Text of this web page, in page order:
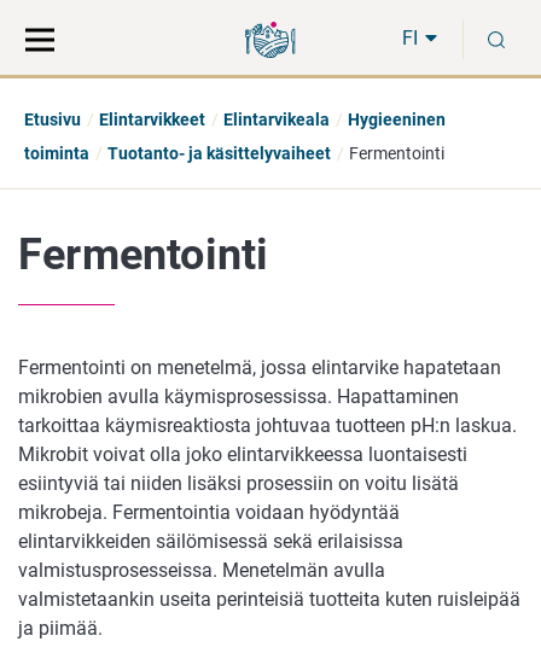
suoraan
sisältöön
koko
sivuston
FI
Etusivu Elintarvikkeet Elintarvikeala
Hygieeninen
toiminta
Tuotanto- ja käsittelyvaiheet Fermentointi
Fermentointi
Fermentointi on menetelmä, jossa elintarvike hapatetaan
mikrobien avulla käymisprosessissa. Hapattaminen
tarkoittaa käymisreaktiosta johtuvaa tuotteen pH:n laskua.
Mikrobit voivat olla joko elintarvikkeessa luontaisesti
esiintyviä tai niiden lisäksi prosessiin on voitu lisätä
mikrobeja. Fermentointia voidaan hyödyntää
elintarvikkeiden säilömisessä sekä erilaisissa
valmistusprosesseissa. Menetelmän avulla
valmistetaankin useita perinteisiä tuotteita kuten ruisleipää
ja piimää.